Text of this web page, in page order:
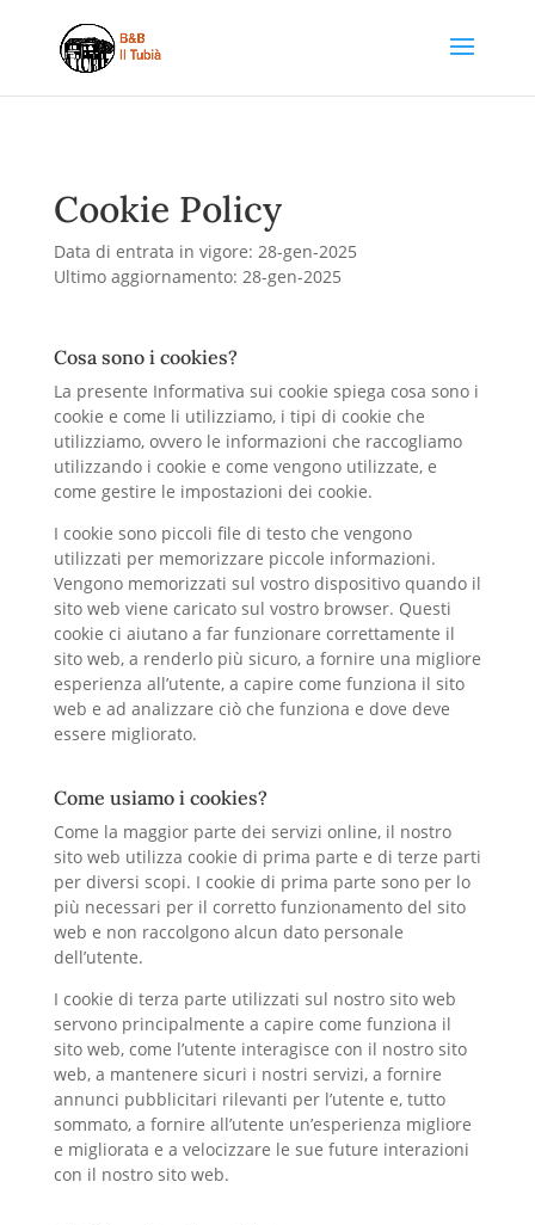
Cookie Policy
Data di entrata in vigore: 28-gen-2025
Ultimo aggiornamento: 28-gen-2025
Cosa sono i cookies?
La presente Informativa sui cookie spiega cosa sono i
cookie e come li utilizziamo, i tipi di cookie che
utilizziamo, ovvero le informazioni che raccogliamo
utilizzando i cookie e come vengono utilizzate, e
come gestire le impostazioni dei cookie.
I cookie sono piccoli file di testo che vengono
utilizzati per memorizzare piccole informazioni.
Vengono memorizzati sul vostro dispositivo quando il
sito web viene caricato sul vostro browser. Questi
cookie ci aiutano a far funzionare correttamente il
sito web, a renderlo più sicuro, a fornire una migliore
esperienza all’utente, a capire come funziona il sito
web e ad analizzare ciò che funziona e dove deve
essere migliorato.
Come usiamo i cookies?
Come la maggior parte dei servizi online, il nostro
sito web utilizza cookie di prima parte e di terze parti
per diversi scopi. I cookie di prima parte sono per lo
più necessari per il corretto funzionamento del sito
web e non raccolgono alcun dato personale
dell’utente.
I cookie di terza parte utilizzati sul nostro sito web
servono principalmente a capire come funziona il
sito web, come l’utente interagisce con il nostro sito
web, a mantenere sicuri i nostri servizi, a fornire
annunci pubblicitari rilevanti per l’utente e, tutto
sommato, a fornire all’utente un’esperienza migliore
e migliorata e a velocizzare le sue future interazioni
con il nostro sito web.